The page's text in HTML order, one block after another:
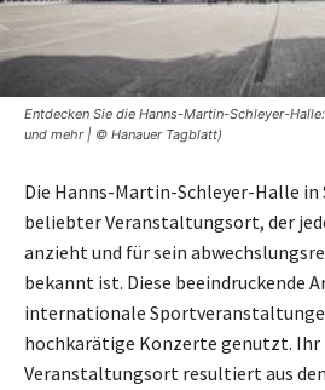
Entdecken Sie die Hanns-Martin-Schleyer-
und mehr | © Hanauer Tagblatt)
Die Hanns-Martin-Schleyer-Halle
beliebter Veranstaltungsort, der
anzieht und für sein
bekannt ist. Diese beeindruckende
internationale
hochkarätige Konzerte genutzt. Ihr
Veranstaltungsort resultiert aus